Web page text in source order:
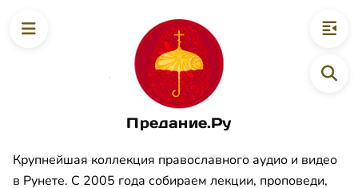
Предание.Ру
Крупнейшая коллекция православного аудио и видео
в Рунете. С 2005 года собираем лекции, проповеди,